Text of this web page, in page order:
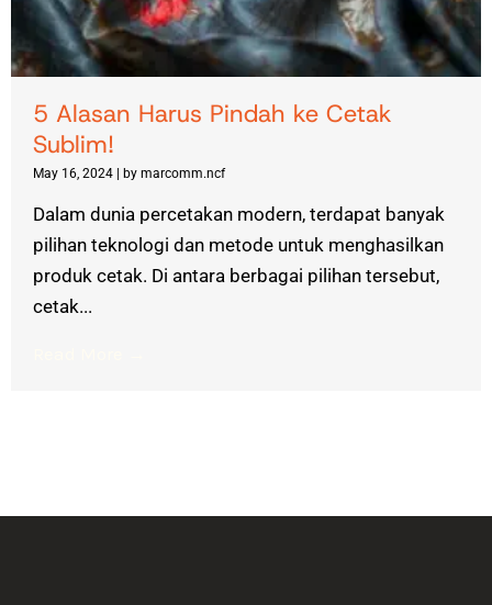
5 Alasan Harus Pindah ke Cetak
Sublim!
May 16, 2024 by marcomm.ncf
Dalam dunia percetakan modern, terdapat banyak
pilihan teknologi dan metode untuk menghasilkan
produk cetak. Di antara berbagai pilihan tersebut,
cetak...